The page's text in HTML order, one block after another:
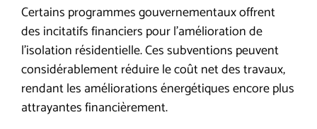
Certains programmes gouvernementaux offrent
des incitatifs financiers pour l’amélioration de
l’isolation résidentielle. Ces subventions peuvent
considérablement réduire le coût net des travaux,
rendant les améliorations énergétiques encore plus
attrayantes financièrement.